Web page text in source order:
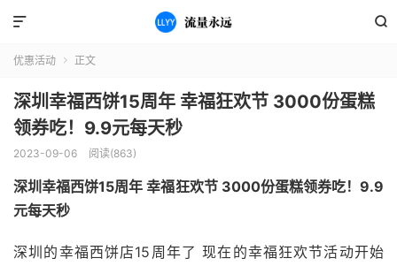


优惠活动  正文
深圳幸福西饼15周年 幸福狂欢节 3000份蛋糕
领券吃！9.9元每天秒
2023-09-06 阅读(863)
深圳幸福西饼15周年 幸福狂欢节 3000份蛋糕领券吃！9.9
元每天秒
深圳的幸福西饼店15周年了 现在的幸福狂欢节活动开始